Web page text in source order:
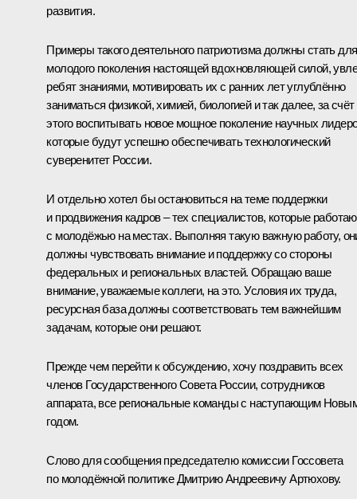
развития.
Примеры такого деятельного патриотизма должны стать для
молодого поколения настоящей вдохновляющей силой,
ребят знаниями, мотивировать их с ранних лет углублённо
заниматься физикой, химией, биологией и так далее, за счёт
этого воспитывать новое мощное поколение научных
которые будут успешно обеспечивать технологический
суверенитет России.
И отдельно хотел бы остановиться на теме поддержки
и продвижения кадров – тех специалистов, которые
с молодёжью на местах. Выполняя такую важную работу,
должны чувствовать внимание и поддержку со стороны
федеральных и региональных властей. Обращаю ваше
внимание, уважаемые коллеги, на это. Условия их труда,
ресурсная база должны соответствовать тем важнейшим
задачам, которые они решают.
Прежде чем перейти к обсуждению, хочу поздравить всех
членов Государственного Совета России, сотрудников
аппарата, все региональные команды с наступающим
годом.
Слово для сообщения председателю комиссии Госсовета
по молодёжной политикеДмитрию Андреевичу Артюхову.